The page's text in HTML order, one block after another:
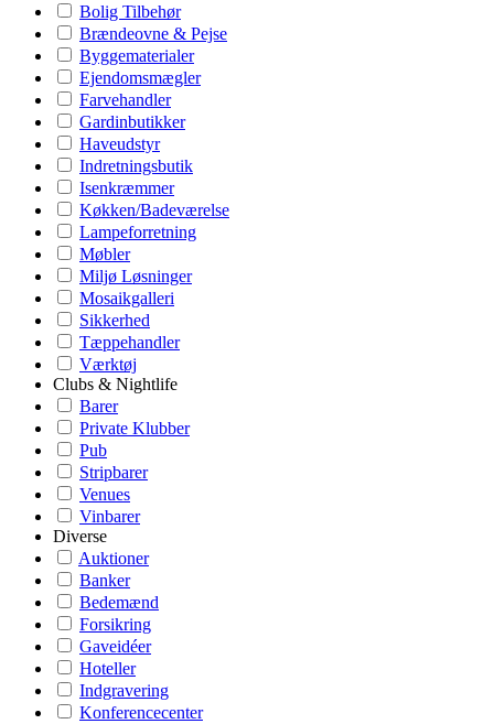
Bolig Tilbehør
Brændeovne & Pejse
Byggematerialer
Ejendomsmægler
Farvehandler
Gardinbutikker
Haveudstyr
Indretningsbutik
Isenkræmmer
Køkken/Badeværelse
Lampeforretning
Møbler
Miljø Løsninger
Mosaikgalleri
Sikkerhed
Tæppehandler
Værktøj
Clubs & Nightlife
Barer
Private Klubber
Pub
Stripbarer
Venues
Vinbarer
Diverse
Auktioner
Banker
Bedemænd
Forsikring
Gaveidéer
Hoteller
Indgravering
Konferencecenter